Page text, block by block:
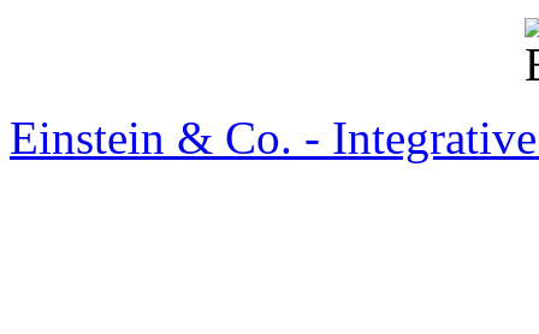
Einstein & Co. -